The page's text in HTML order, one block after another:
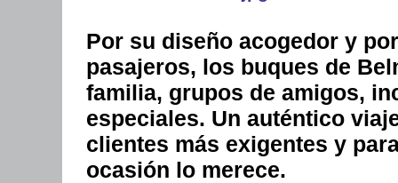
Por su diseño acogedor y
pasajeros, los buques de
familia, grupos de amigos,
especiales. Un auténtico
clientes más exigentes y
ocasión lo merece.